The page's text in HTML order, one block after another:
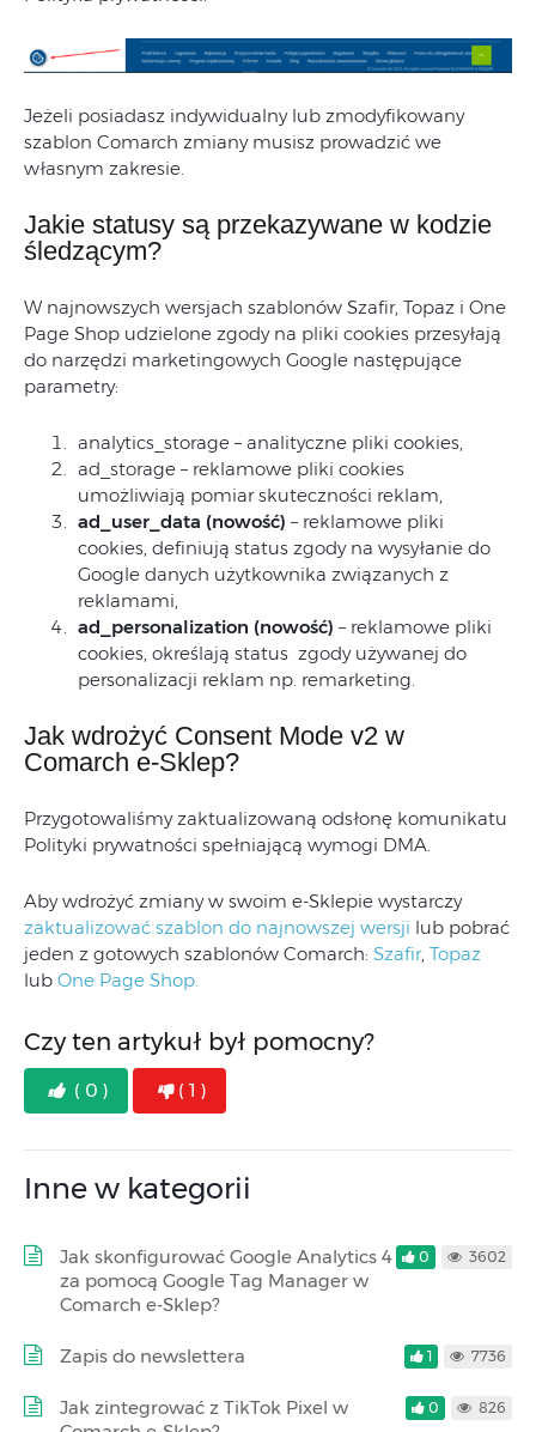
Jeżeli posiadasz indywidualny lub zmodyfikowany
szablon Comarch zmiany musisz prowadzić we
własnym zakresie.
Jakie statusy są przekazywane w kodzie
śledzącym?
W najnowszych wersjach szablonów Szafir, Topaz i One
Page Shop udzielone zgody na pliki cookies przesyłają
do narzędzi marketingowych Google następujące
parametry:
analytics_storage – analityczne pliki cookies,
ad_storage – reklamowe pliki cookies
umożliwiają pomiar skuteczności reklam,
ad_user_data (nowość) – reklamowe pliki
cookies, definiują status zgody na wysyłanie do
Google danych użytkownika związanych z
reklamami,
ad_personalization (nowość) – reklamowe pliki
cookies, określają status zgody używanej do
personalizacji reklam np. remarketing.
Jak wdrożyć Consent Mode v2 w
Comarch e-Sklep?
Przygotowaliśmy zaktualizowaną odsłonę komunikatu
Polityki prywatności spełniającą wymogi DMA.
Aby wdrożyć zmiany w swoim e-Sklepie wystarczy
zaktualizować szablon do najnowszej wersji lub pobrać
jeden z gotowych szablonów Comarch: Szafir, Topaz
lub One Page Shop.
Czy ten artykuł był pomocny?
( 0 ) ( 1 )
Inne w kategorii
Jak skonfigurować Google Analytics 4
za pomocą Google Tag Manager w
Comarch e-Sklep?
0 3602
Zapis do newslettera 1 7736
Jak zintegrować z TikTok Pixel w
0 826